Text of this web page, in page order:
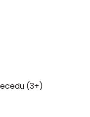
(3+)